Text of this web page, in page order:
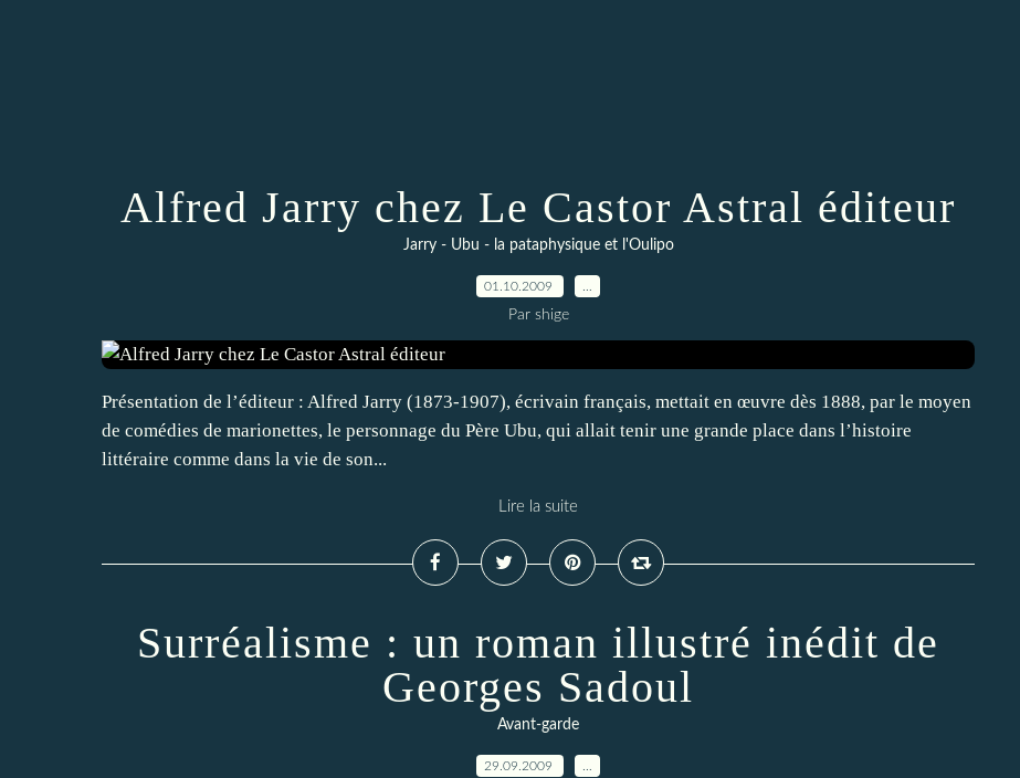
Alfred Jarry chez Le Castor Astral éditeur
Jarry - Ubu - la pataphysique et l'Oulipo
01.10.2009
Par shige
Présentation de l’éditeur : Alfred Jarry (1873-1907), écrivain français, mettait en œuvre dès 1888, par le moyen
de comédies de marionettes, le personnage du Père Ubu, qui allait tenir une grande place dans l’histoire
littéraire comme dans la vie de son...
Lire la suite
Surréalisme : un roman illustré inédit de
Georges Sadoul
Avant-garde
29.09.2009